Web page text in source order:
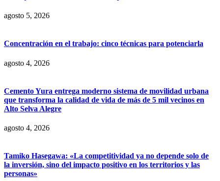
agosto 5, 2026
Concentración en el trabajo: cinco técnicas para potenciarla
agosto 4, 2026
Cemento Yura entrega moderno sistema de movilidad urbana
que transforma la calidad de vida de más de 5 mil vecinos en
Alto Selva Alegre
agosto 4, 2026
Tamiko Hasegawa: «La competitividad ya no depende solo de
la inversión, sino del impacto positivo en los territorios y las
personas»